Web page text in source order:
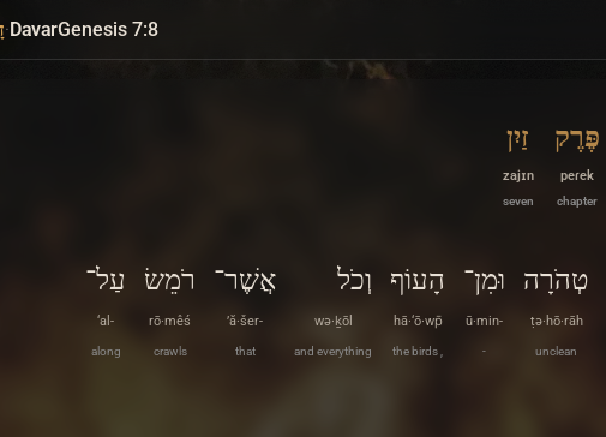
·DavarGenesis 7:8
פֶּרֶק
peɾek
chapter
זַיִן
zajɪn
seven
טְהֹרָה
ṭə·hō·rāh
unclean
וּמִן־
ū·min-
-
הָעוֹף
hā·‘ō·wp̄
the birds ,
וְכֹל
wə·ḵōl
and everything
אֲשֶׁר־
’ă·šer-
that
רֹמֵשׂ
rō·mêś
crawls
עַל־
‘al-
along